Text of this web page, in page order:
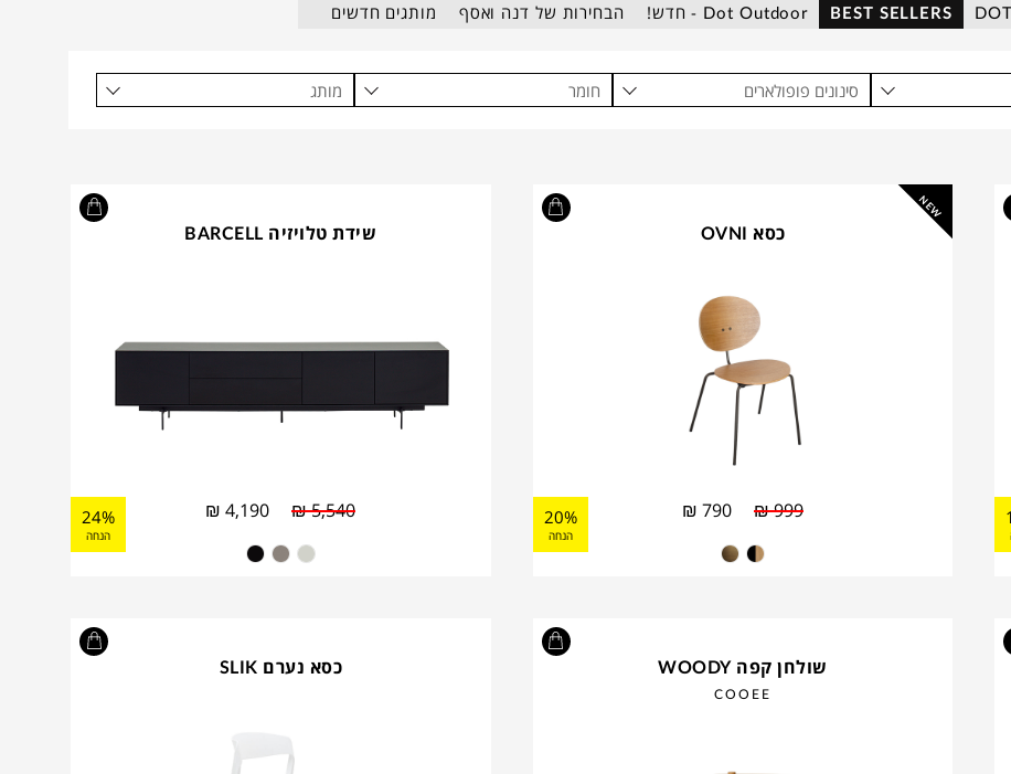
BEST SELLERS Dot Outdoor - חדש! הבחירות של דנה ואסף מותגים חדשים
סינונים פופולארים חומר מותג
NEW
כסא OVNI
₪999
₪ 790
20%
הנחה
שידת טלויזיה BARCELL
₪5,540
₪ 4,190
24%
הנחה
שולחן קפה WOODY
COOEE
כסא נערם SLIK